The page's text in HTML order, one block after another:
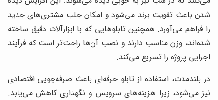
شدن باعث تقویت برند می‌شود و امکان جلب مشتری‌های جدید
را فراهم می‌آورد. همچنین تابلوهایی که با ابزارآلات دقیق ساخته
شده‌اند، وزن مناسب دارند و نصب آن‌ها راحت‌تر است که فرآیند
اجرایی پروژه را تسریع می‌کند.
در بلندمدت، استفاده از تابلو حرفه‌ای باعث صرفه‌جویی اقتصادی
نیز می‌شود، زیرا هزینه‌های سرویس و نگهداری کاهش می‌یابد.